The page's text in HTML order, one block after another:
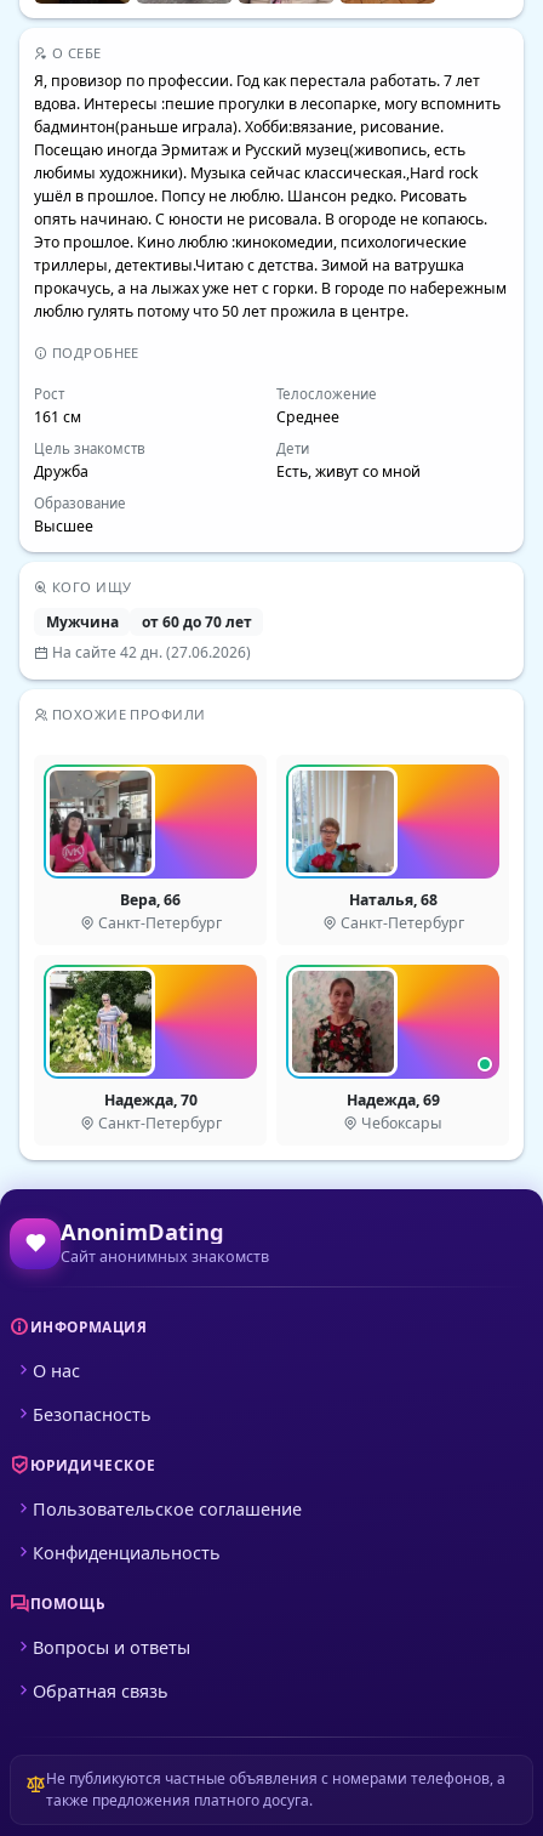
О СЕБЕ
Я, провизор по профессии. Год как перестала работать. 7 лет
вдова. Интересы :пешие прогулки в лесопарке, могу вспомнить
бадминтон(раньше играла). Хобби:вязание, рисование.
Посещаю иногда Эрмитаж и Русский музец(живопись, есть
любимы художники). Музыка сейчас классическая.,Hard rock
ушёл в прошлое. Попсу не люблю. Шансон редко. Рисовать
опять начинаю. С юности не рисовала. В огороде не копаюсь.
Это прошлое. Кино люблю :кинокомедии, психологические
триллеры, детективы.Читаю с детства. Зимой на ватрушка
прокачусь, а на лыжах уже нет с горки. В городе по набережным
люблю гулять потому что 50 лет прожила в центре.
ПОДРОБНЕЕ
Рост
161 см
Телосложение
Среднее
Цель знакомств
Дружба
Дети
Есть, живут со мной
Образование
Высшее
КОГО ИЩУ
Мужчина
от 60 до 70 лет
На сайте 42 дн. (27.06.2026)
ПОХОЖИЕ ПРОФИЛИ
Вера, 66
Санкт-Петербург
Наталья, 68
Санкт-Петербург
Надежда, 70
Санкт-Петербург
Надежда, 69
Чебоксары
AnonimDating
Сайт анонимных знакомств
ИНФОРМАЦИЯ
О нас
Безопасность
ЮРИДИЧЕСКОЕ
Пользовательское соглашение
Конфиденциальность
ПОМОЩЬ
Вопросы и ответы
Обратная связь
Не публикуются частные объявления с номерами телефонов, а
также предложения платного досуга.